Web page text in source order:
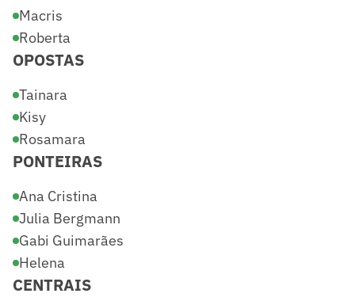
Macris
Roberta
OPOSTAS
Tainara
Kisy
Rosamara
PONTEIRAS
Ana Cristina
Julia Bergmann
Gabi Guimarães
Helena
CENTRAIS